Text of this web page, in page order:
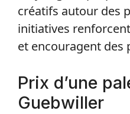
créatifs autour des
initiatives
et encouragent des
Prix d’une
Guebwiller